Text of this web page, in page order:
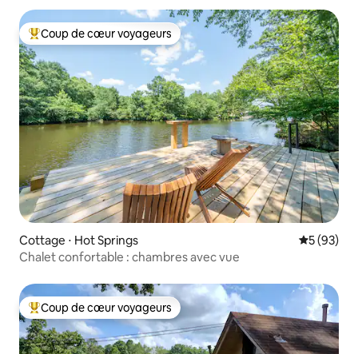
Coups de cœur voyageurs les plus appréciés
Coup de cœur voyageurs
Cottage ⋅ Hot Springs
5 (93)
Chalet confortable : chambres avec vue
Coups de cœur voyageurs les plus appréciés
Coup de cœur voyageurs